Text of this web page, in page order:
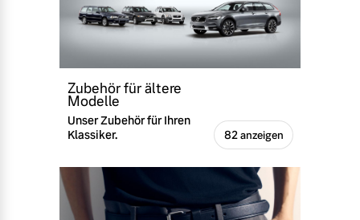
Zubehör für ältere
Modelle
Unser Zubehör für Ihren
Klassiker.
82 anzeigen